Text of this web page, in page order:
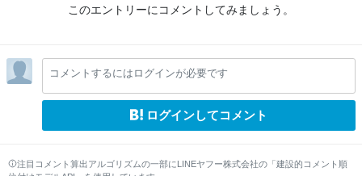
このエントリーにコメントしてみましょう。
コメントするにはログインが必要です
ログインしてコメント
注目コメント算出アルゴリズムの一部にLINEヤフー株式会社の「建設的コメント順